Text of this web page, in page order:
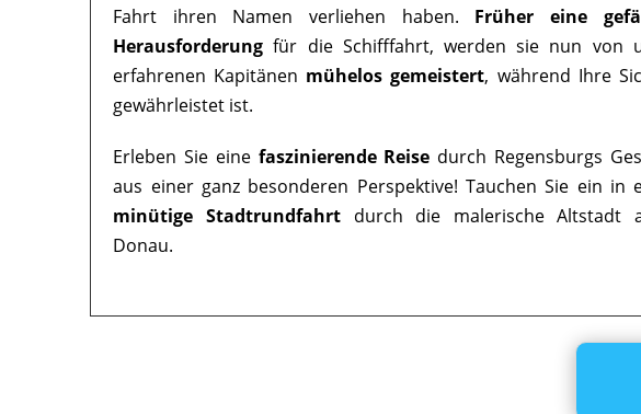
Fahrt ihren Namen verliehen haben. Früher eine
Herausforderung für die Schifffahrt, werden sie nun von
erfahrenen Kapitänen mühelos gemeistert, während Ihre
gewährleistet ist.
Erleben Sie eine faszinierende Reise durch Regensburgs
aus einer ganz besonderen Perspektive! Tauchen Sie ein in
minütige Stadtrundfahrtdurch die malerische Altstadt
Donau.